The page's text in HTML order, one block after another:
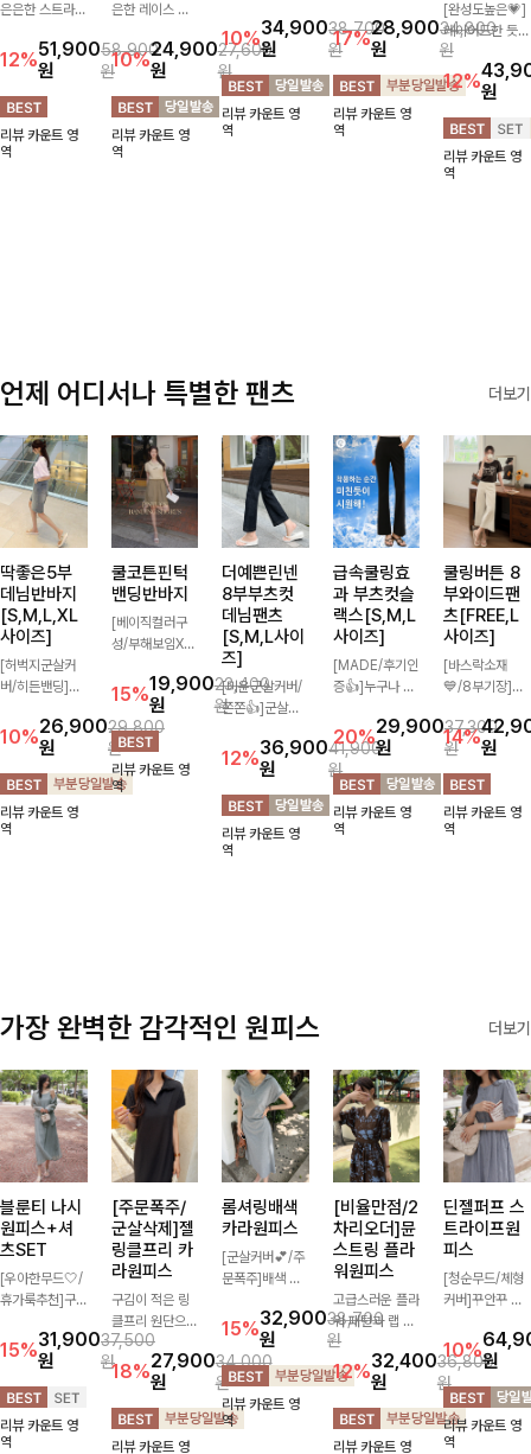
은은한 스트라이
져 심플한 코디
에도 세련된 포
인트를 더해드리
며 깔끔한 스트
라이프 디테일로
유행 없이 오래
12%51,900
원
58,900
원
리뷰 카운트 영
역
은한 레이스 자
으로 사랑스러운
감성 가득 담았
으며 나시 세트
구성으로 이너
걱정없이 손쉽게
코디 가능한 블
10%24,900
원
27,600
원
리뷰 카운트 영
역
있게 입어지는
블라우스🖤 브
이넥 카라 디자
인에 여유로운
소매핏 더해져
여리하면서도 시
10%34,900
원
38,700
원
리뷰 카운트 영
역
엠보 텍스처가
돋보이는 블라우
스- 여유로운 실
루엣과 물결 짜
임 소매 디테일
이 더해져 편안
17%28,900
원
34,800
원
리뷰 카운트 영
역
[완성도높은💗]
레이어드한 듯
자연스러운 나시
와 버튼 원피스
가 함께 구성된
세트 아이템입니
다. 코디 고민 없
이 한 벌만으로
도 내추럴하면서
12%원
리뷰 카운트 영
역
언제 어디서나 특별한 팬츠 더보기
딱좋은5부
데님반바지
[S,M,L,XL
사이즈]
[허벅지군살커
버/히든밴딩]여
와이드핏과 부담
없는 5부 기장
으로 편안하게
즐기기 좋은 데
님 팬츠 ✨ 빈티
지한 워싱감이
10%26,900
원
29,800
원
리뷰 카운트 영
역
쿨코튼핀턱
밴딩반바지
[베이직컬러구
성/부해보임X]
지는 핏으로 편
안하면서도 멋스
럽게 입어지는
밴딩 반바지🤎
넉넉한 포켓 디
테일 더해져 데
15%19,900
원
23,400
원
리뷰 카운트 영
역
더예쁜린넨
8부부츠컷
데님팬츠
[S,M,L사이
즈]
[미운군살커버/
쫀쫀👍]군살을
부츠컷 핏에 발
목이 드러나는
8부 기장으로
다리를 슬림하고
길어보이게 만들
어주며 생지 소
12%36,900
원
41,900
원
리뷰 카운트 영
역
급속쿨링효
과 부츠컷슬
랙스[S,M,L
사이즈]
[MADE/후기인
증👍]누구나 갖
스:)베이직하지
만 부츠컷으로
이쁜 핏 연출은
물론,쫀쫀한 스
판끼로 하루종일
편안하게!
20%29,900
원
37,300
원
리뷰 카운트 영
역
쿨링버튼 8
부와이드팬
츠[FREE,L
사이즈]
[바스락소재
💙/8부기장]사
일이 은은한 포
인트가 되어주는
와이드 팬츠입니
다. 여유롭게 떨
어지는 실루엣과
가볍게 바스락거
14%원
리뷰 카운트 영
역
가장 완벽한 감각적인 원피스 더보기
블룬티 나시
원피스+셔
츠SET
[우아한무드🤍/
휴가룩추천]구
소재의 나시원피
스+셔츠 조합으
로 코디 걱정없
이 여성스럽고
편안하게 즐길
수 있는 아이템
15%31,900
원
37,500
원
리뷰 카운트 영
역
[주문폭주/
군살삭제]젤
링클프리 카
라원피스
구김이 적은 링
클프리 원단으로
항상 깔끔하게
착용 가능하며
일자로 떨어지는
넉넉한 핏으로
군살을 완벽히
커버해주는 원피
18%27,900
원
34,000
원
리뷰 카운트 영
롬셔링배색
카라원피스
[군살커버💕/주
문폭주]배색 카
패턴으로 캐주얼
한 무드를 더한
롱 원피스 🖤 셔
링 디테일과 쫀
쫀한 스판 소재
로 편안하면서도
15%32,900
원
38,700
원
리뷰 카운트 영
역
[비율만점/2
차리오더]뮨
스트링 플라
워원피스
고급스러운 플라
워 패턴과 랩 디
자인으로 여성스
러우면서 세련된
분위기를 더해주
며 스트링이 내
장되어있어 슬림
하게 핏을 조절
12%32,400
원
36,800
원
리뷰 카운트 영
딘젤퍼프 스
트라이프원
피스
[청순무드/체형
커버]꾸안꾸 무
볍고 산뜻한 착
용감으로 여름
내내 손이 자주
가는 원피스예
요- 은은한 스트
라이프 패턴과
10%원
리뷰 카운트 영
역